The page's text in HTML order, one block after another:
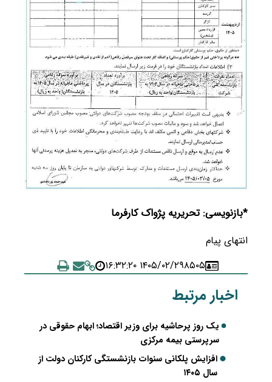
*بازنویسی: تحریریه پژواک کارفرما
انتهای پیام
۸۵۰۵۱۴۰۵/۰۲/۲۹ ۱۶:۳۲:۲۰
اخبار مرتبط
یک روز پرحاشیه برای وزیر اقتصاد؛ ابهام حقوقی در
سرپرستی بیمه مرکزی
افزایش پلکانی سنوات بازنشستگی کارکنان دولت از
سال ۱۴۰۵